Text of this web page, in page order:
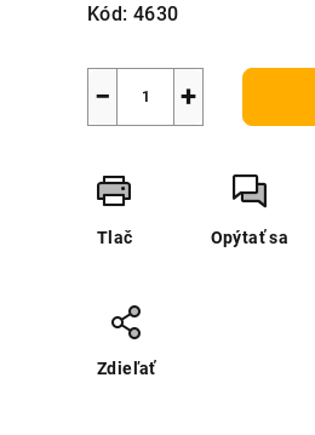
Kód: 4630
+
−
Tlač Opýtať sa
Zdieľať